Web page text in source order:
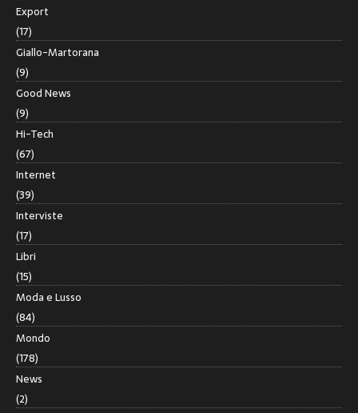
Export
(17)
Giallo-Martorana
(9)
Good News
(9)
Hi-Tech
(67)
Internet
(39)
Interviste
(17)
Libri
(15)
Moda e Lusso
(84)
Mondo
(178)
News
(2)